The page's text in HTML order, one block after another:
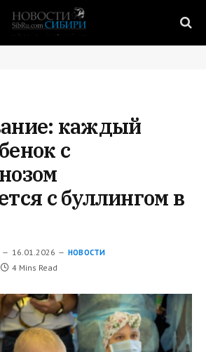
каждый
с
с буллингом в
16.01.2026 НОВОСТИ
4 Mins Read